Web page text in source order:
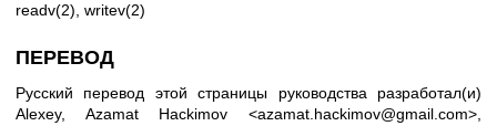
readv(2), writev(2)
ПЕРЕВОД
Русский перевод этой страницы руководства разработал(и)
Alexey, Azamat Hackimov <azamat.hackimov@gmail.com>,